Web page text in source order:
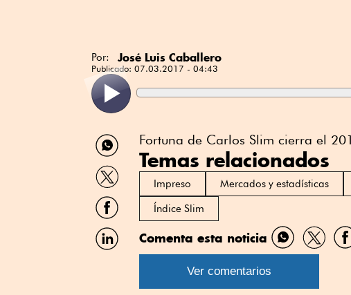
Por: José Luis Caballero
Publicado: 07.03.2017 - 04:43
Compartir
por
WhatsApp
Compartir
por
Twitter
Compartir
por
Facebook
Compartir
por
Fortuna de Carlos Slim cierra el
Temas relacionados
Impreso Mercados y estadísticas
Índice Slim
Comenta esta noticia
Compartir
por
por
Ver comentarios